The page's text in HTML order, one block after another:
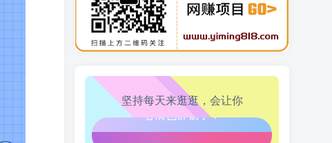
9 AI+逛逛薅免费流，淘宝逛逛短视频带货
10 万三-东南亚跨境tk小店运营课
坚持每天来逛逛，会让你
生活也美好了！